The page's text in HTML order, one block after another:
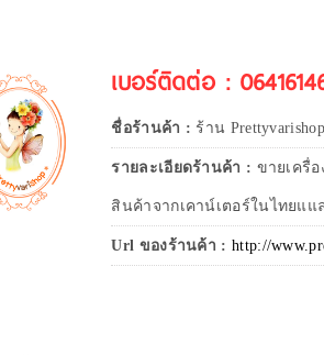
เบอร์ติดต่อ :
ชื่อร้านค้า : ร้าน Prettyvarishop
รายละเอียดร้านค้า : ขายเครื่
สินค้าจากเคาน์เตอร์ในไทยแแ
Url ของร้านค้า : http://